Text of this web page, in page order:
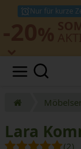
Nur für kurze
Lara
(2)